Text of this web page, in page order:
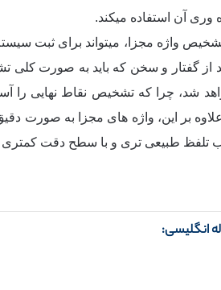
وری آن استفاده میکند.
واژه مجزا، میتواند برای ثبت
شد، چرا که تشخیص نقاط نهایی را
بر این، واژه های مجزا به صورت
تلفظ طبیعی تری و با سطح دقت کمتری
انگلیسی: